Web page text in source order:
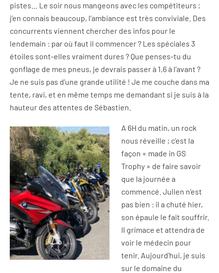
pistes… Le soir nous mangeons avec les compétiteurs ;
j’en connais beaucoup, l’ambiance est très conviviale. Des
concurrents viennent chercher des infos pour le
lendemain : par où faut il commencer ? Les spéciales 3
étoiles sont-elles vraiment dures ? Que penses-tu du
gonflage de mes pneus, je devrais passer à 1,6 à l’avant ?
Je ne suis pas d’une grande utilité ! Je me couche dans ma
tente, ravi, et en même temps me demandant si je suis à la
hauteur des attentes de Sébastien.
A 6H du matin, un rock
nous réveille ; c’est la
façon « made in GS
Trophy » de faire savoir
que la journée a
commencé. Julien n’est
pas bien : il a chuté hier,
son épaule le fait souffrir.
Il grimace et attendra de
voir le médecin pour
tenir. Aujourd’hui, je suis
sur le domaine du